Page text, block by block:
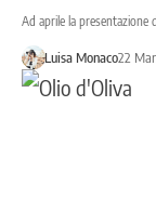
Ad aprile la presentazione
Luisa Monaco22